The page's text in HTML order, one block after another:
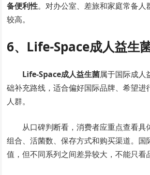
备便利性。对办公室、差旅和家庭常备人
较高。
6、Life-Space成人益生
Life-Space成人益生菌属于国际成人
础补充路线，适合偏好国际品牌、希望进
人群。
从口碑判断看，消费者应重点查看具
组合、活菌数、保存方式和购买渠道。国
值，但不同系列之间差异较大，不能只看